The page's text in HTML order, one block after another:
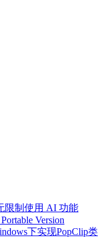
限制使用 AI 功能
Version
下实现PopClip类